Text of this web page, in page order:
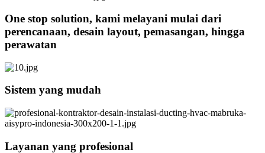
One stop solution, kami melayani mulai dari
perencanaan, desain layout, pemasangan, hingga
perawatan
Sistem yang mudah
Layanan yang profesional